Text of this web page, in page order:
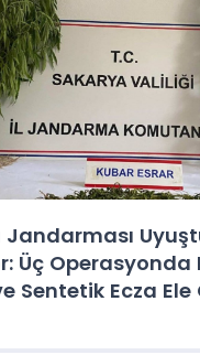
Jandarması
Üç Operasyonda
Sentetik Ecza